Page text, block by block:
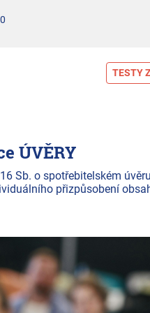
TESTY
ÚVĚRY
Sb. o spotřebitelském
přizpůsobení